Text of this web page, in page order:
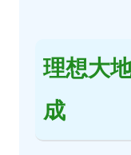
理想大
成